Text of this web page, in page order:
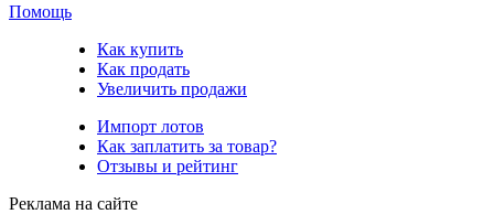
Помощь
Как купить
Как продать
Увеличить продажи
Импорт лотов
Как заплатить за товар?
Отзывы и рейтинг
Реклама на сайте